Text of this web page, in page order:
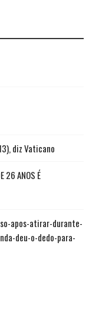
diz Vaticano
26 ANOS É
apos-atirar-durante-
deu-o-dedo-para-